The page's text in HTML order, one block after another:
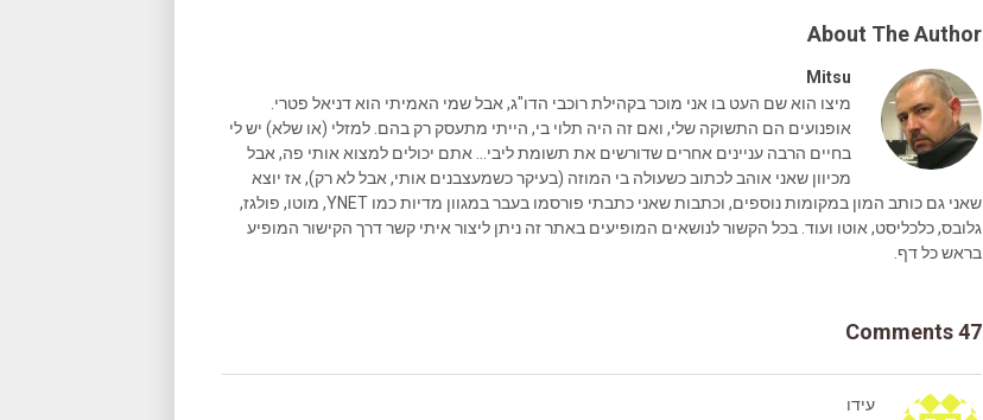
About The Author
Mitsu
מיצו הוא שם העט בו אני מוכר בקהילת רוכבי הדו"ג, אבל שמי האמיתי הוא דניאל פטרי.
אופנועים הם התשוקה שלי, ואם זה היה תלוי בי, הייתי מתעסק רק בהם. למזלי (או שלא) יש לי
בחיים הרבה עניינים אחרים שדורשים את תשומת ליבי... אתם יכולים למצוא אותי פה, אבל
מכיוון שאני אוהב לכתוב כשעולה בי המוזה (בעיקר כשמעצבנים אותי, אבל לא רק), אז יוצא
שאני גם כותב המון במקומות נוספים, וכתבות שאני כתבתי פורסמו בעבר במגוון מדיות כמו YNET, מוטו, פולגז,
גלובס, כלכליסט, אוטו ועוד. בכל הקשור לנושאים המופיעים באתר זה ניתן ליצור איתי קשר דרך הקישור המופיע
בראש כל דף.
47 Comments
עידו